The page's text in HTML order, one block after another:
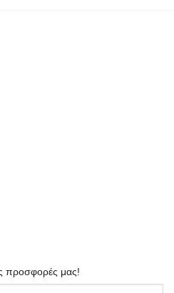
προσφορές μας!